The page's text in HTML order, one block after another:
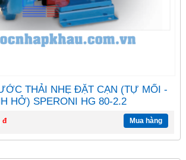
THẢI NHẸ ĐẶT CẠN (TỰ MỐI -
HỞ) SPERONI HG 80-2.2
đ Mua hàng